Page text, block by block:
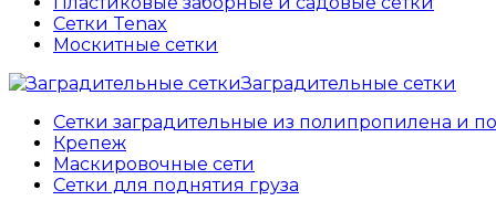
Сетки Tenax
Москитные сетки
Заградительные сетки
Сетки заградительные из полипропилена и
Крепеж
Маскировочные сети
Сетки для поднятия груза